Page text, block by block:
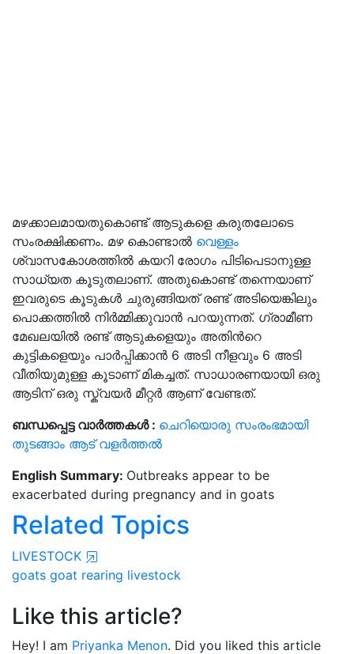
മഴക്കാലമായതുകൊണ്ട് ആടുകളെ കരുതലോടെ
സംരക്ഷിക്കണം. മഴ കൊണ്ടാൽ വെള്ളം
ശ്വാസകോശത്തിൽ കയറി രോഗം പിടിപെടാനുള്ള
സാധ്യത കൂടുതലാണ്. അതുകൊണ്ട് തന്നെയാണ്
ഇവരുടെ കൂടുകൾ ചുരുങ്ങിയത് രണ്ട് അടിയെങ്കിലും
പൊക്കത്തിൽ നിർമ്മിക്കുവാൻ പറയുന്നത്. ഗ്രാമീണ
മേഖലയിൽ രണ്ട് ആടുകളെയും അതിൻറെ
കുട്ടികളെയും പാർപ്പിക്കാൻ 6 അടി നീളവും 6 അടി
വീതിയുമുള്ള കൂടാണ് മികച്ചത്. സാധാരണയായി ഒരു
ആടിന് ഒരു സ്ക്വയർ മീറ്റർ ആണ് വേണ്ടത്.
ബന്ധപ്പെട്ട വാർത്തകൾ : ചെറിയൊരു സംരംഭമായി
തുടങ്ങാം ആട് വളർത്തൽ
English Summary: Outbreaks appear to be
exacerbated during pregnancy and in goats
Related Topics
LIVESTOCK
goats goat rearing livestock
Like this article?
Hey! I am Priyanka Menon. Did you liked this article